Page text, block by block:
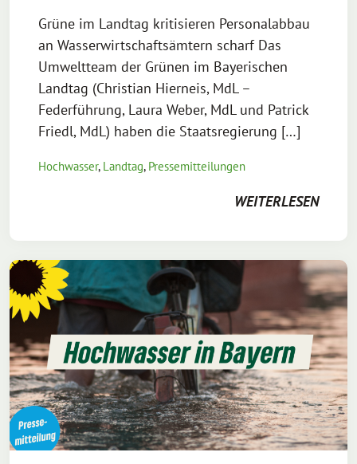
Grüne im Landtag kritisieren Personalabbau
an Wasserwirtschaftsämtern scharf Das
Umweltteam der Grünen im Bayerischen
Landtag (Christian Hierneis, MdL –
Federführung, Laura Weber, MdL und Patrick
Friedl, MdL) haben die Staatsregierung […]
Hochwasser, Landtag, Pressemitteilungen
WEITERLESEN